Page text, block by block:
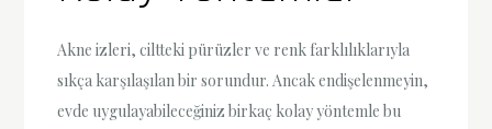
Akne izleri, ciltteki pürüzler ve renk farklılıklarıyla
sıkça karşılaşılan bir sorundur. Ancak endişelenmeyin,
evde uygulayabileceğiniz birkaç kolay yöntemle bu